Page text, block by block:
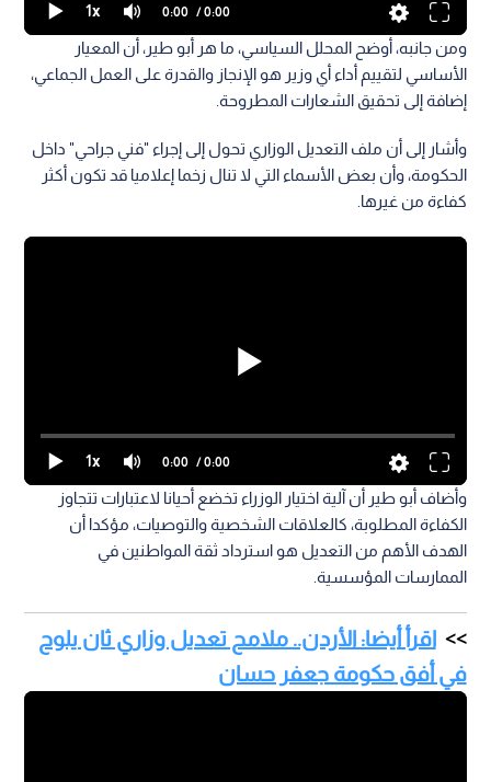
1x 0:00 / 0:00
ومن جانبه، أوضح المحلل السياسي، ما هر أبو طير، أن المعيار
الأساسي لتقييم أداء أي وزير هو الإنجاز والقدرة على العمل الجماعي،
إضافة إلى تحقيق الشعارات المطروحة.
وأشار إلى أن ملف التعديل الوزاري تحول إلى إجراء "فني جراحي" داخل
الحكومة، وأن بعض الأسماء التي لا تنال زخما إعلاميا قد تكون أكثر
كفاءة من غيرها.
1x 0:00 / 0:00
وأضاف أبو طير أن آلية اختيار الوزراء تخضع أحيانا لاعتبارات تتجاوز
الكفاءة المطلوبة، كالعلاقات الشخصية والتوصيات، مؤكدا أن
الهدف الأهم من التعديل هو استرداد ثقة المواطنين في
الممارسات المؤسسية.
اقرأ أيضا: الأردن.. ملامح تعديل وزاري ثان يلوح
في أفق حكومة جعفر حسان